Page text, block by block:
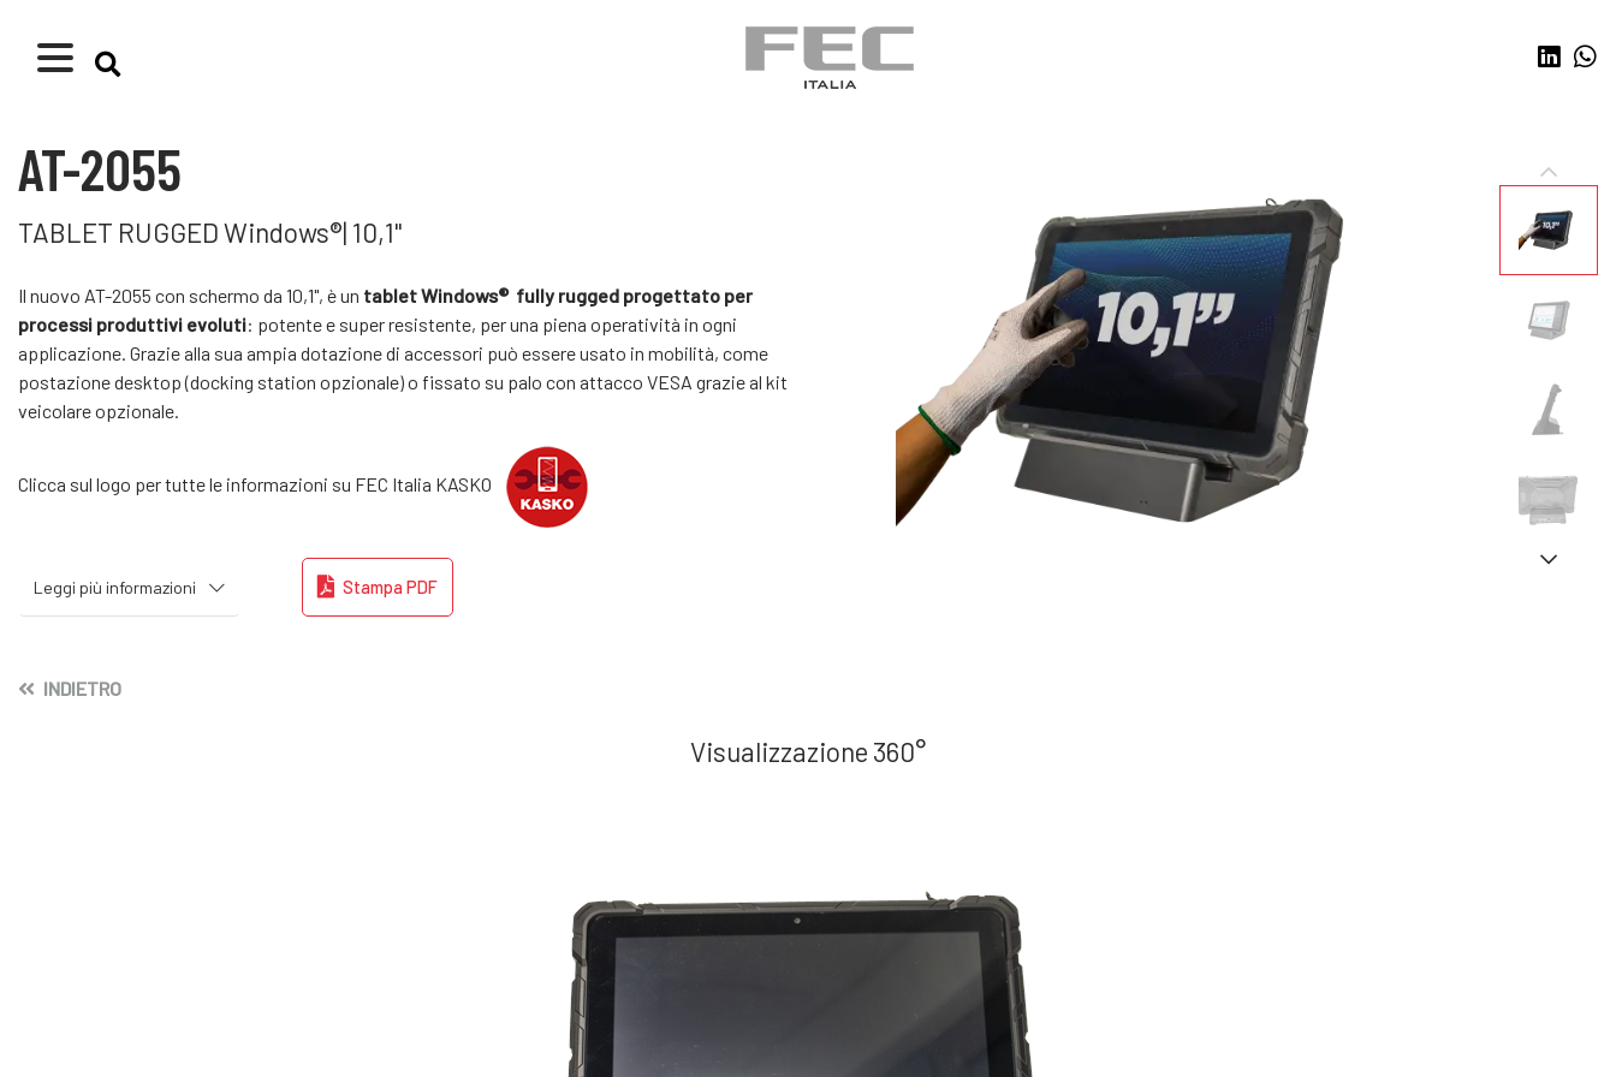
AT-2055
TABLET RUGGED Windows®| 10,1"
Il nuovo AT-2055 con schermo da 10,1", è un tablet Windows® fully rugged progettato per
processi produttivi evoluti: potente e super resistente, per una piena operatività in ogni
applicazione. Grazie alla sua ampia dotazione di accessori può essere usato in mobilità, come
postazione desktop (docking station opzionale) o fissato su palo con attacco VESA grazie al kit
veicolare opzionale.
Clicca sul logo per tutte le informazioni su FEC Italia KASKO
Leggi più informazioni Stampa PDF
INDIETRO
Visualizzazione 360°